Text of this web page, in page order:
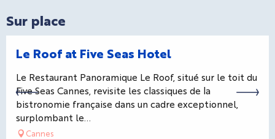
Sur place
Le Roof at Five Seas Hotel
Le Restaurant Panoramique Le Roof, situé sur le toit du
Five Seas Cannes, revisite les classiques de la
bistronomie française dans un cadre exceptionnel,
surplombant le...
Cannes